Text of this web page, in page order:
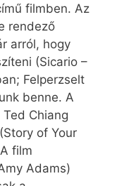
filmben. Az
rendező
arról, hogy
(Sicario –
Felperzselt
benne. A
Chiang
of Your
film
Adams)